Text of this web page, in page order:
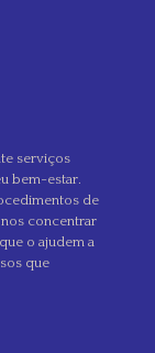
serviços
bem-estar.
de
concentrar
o ajudem a
que